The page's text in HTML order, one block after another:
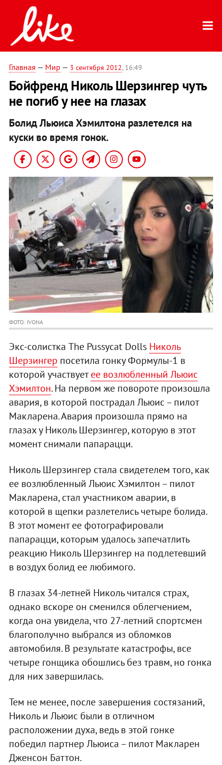
Главная — Мир — 3 сентября 2012, 16:49
Бойфренд Николь Шерзингер чуть
не погиб у нее на глазах
Болид Льюиса Хэмилтона разлетелся на
куски во время гонок.
ФОТО: IVONA
Экс-солистка The Pussycat Dolls Николь
Шерзингер посетила гонку Формулы-1 в
которой участвуетее возлюбленный Льюис
Хэмилтон. На первом же повороте произошла
авария, в которой пострадал Льюис – пилот
Макларена. Авария произошла прямо на
глазах у Николь Шерзингер, которую в этот
момент снимали папарацци.
Николь Шерзингер стала свидетелем того, как
ее возлюбленный Льюис Хэмилтон – пилот
Макларена, стал участником аварии, в
которой в щепки разлетелись четыре болида.
В этот момент ее фотографировали
папарацци, которым удалось запечатлить
реакцию Николь Шерзингер на подлетевший
в воздух болид ее любимого.
В глазах 34-летней Николь читался страх,
однако вскоре он сменился облегчением,
когда она увидела, что 27-летний спортсмен
благополучно выбрался из обломков
автомобиля. В результате катастрофы, все
четыре гонщика обошлись без травм, но гонка
для них завершилась.
Тем не менее, после завершения состязаний,
Николь и Льюис были в отличном
расположении духа, ведь в этой гонке
победил партнер Льюиса – пилот Макларен
Дженсон Баттон.